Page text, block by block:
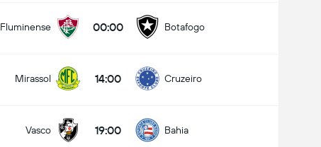
Botafogo
00:00
Fluminense
Cruzeiro
14:00
Mirassol
Bahia
19:00
Vasco